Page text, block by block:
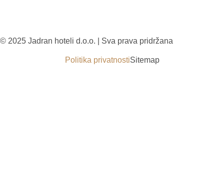
© 2025 Jadran hoteli d.o.o. | Sva prava pridržana
Politika privatnostiSitemap